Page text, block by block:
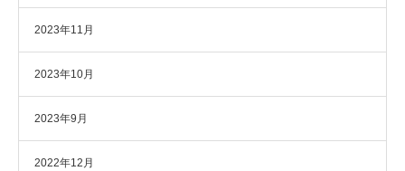
2023年11月
2023年10月
2023年9月
2022年12月